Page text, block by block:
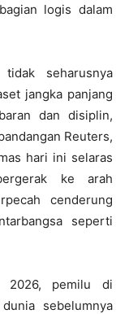
logis dalam
seharusnya
jangka panjang
dan disiplin,
Reuters,
hari ini selaras
ke arah
cenderung
seperti
2026, pemilu di
sebelumnya